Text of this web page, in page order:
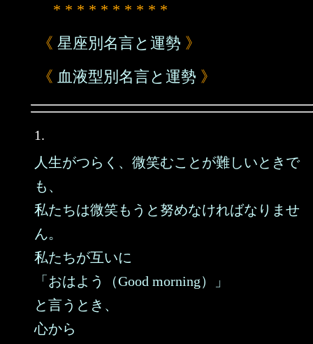
* * * * * * * * * *
《 星座別名言と運勢 》
《 血液型別名言と運勢 》
1.
人生がつらく、微笑むことが難しいときで
も、
私たちは微笑もうと努めなければなりませ
ん。
私たちが互いに
「おはよう（Good morning）」
と言うとき、
心から